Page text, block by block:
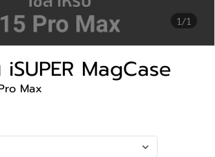
1/1
iSUPER MagCase
Max